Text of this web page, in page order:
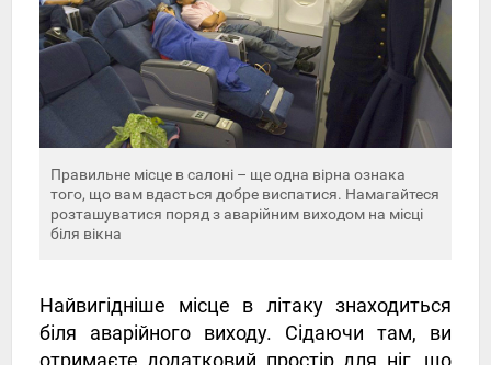
Правильне місце в салоні – ще одна вірна ознака
того, що вам вдасться добре виспатися. Намагайтеся
розташуватися поряд з аварійним виходом на місці
біля вікна
Найвигідніше місце в літаку знаходиться
біля аварійного виходу. Сідаючи там, ви
отримаєте додатковий простір для ніг, що